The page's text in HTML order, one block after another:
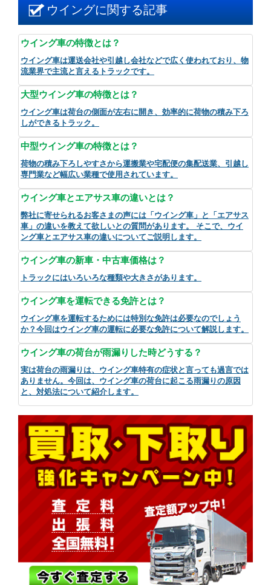
ウイングに関する記事
ウイング車の特徴とは？
ウイング車は運送会社や引越し会社などで広く使われており、物
流業界で主流と言えるトラックです。
大型ウイング車の特徴とは？
ウイング車は荷台の側面が左右に開き、効率的に荷物の積み下ろ
しができるトラック。
中型ウイング車の特徴とは？
荷物の積み下ろしやすさから運搬業や宅配便の集配送業、引越し
専門業など幅広い業種で使用されています。
ウイング車とエアサス車の違いとは？
弊社に寄せられるお客さまの声には「ウイング車」と「エアサス
車」の違いを教えて欲しいとの質問があります。 そこで、ウイ
ング車とエアサス車の違いについてご説明します。
ウイング車の新車・中古車価格は？
トラックにはいろいろな種類や大きさがあります。
ウイング車を運転できる免許とは？
ウイング車を運転するためには特別な免許は必要なのでしょう
か？今回はウイング車の運転に必要な免許について解説します。
ウイング車の荷台が雨漏りした時どうする？
実は荷台の雨漏りは、ウイング車特有の症状と言っても過言では
ありません。今回は、ウイング車の荷台に起こる雨漏りの原因
と、対処法について紹介します。